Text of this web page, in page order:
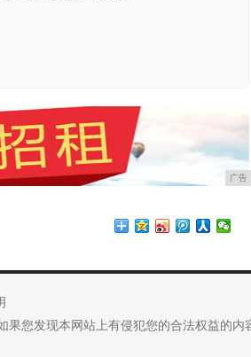
广告
您发现本网站上有侵犯您的合法权益的内